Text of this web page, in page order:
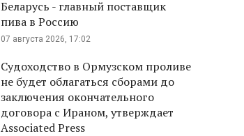
Беларусь - главный поставщик
пива в Россию
07 августа 2026, 17:02
Судоходство в Ормузском проливе
не будет облагаться сборами до
заключения окончательного
договора с Ираном, утверждает
Associated Press